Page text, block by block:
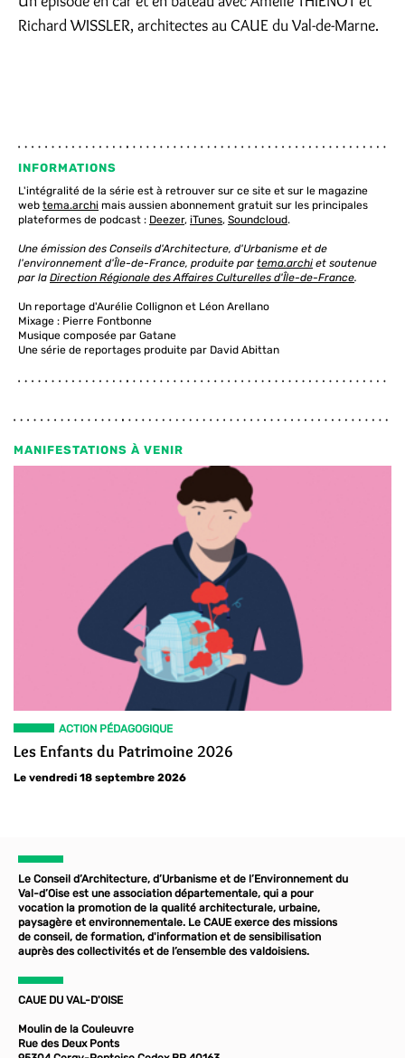
Richard WISSLER, architectes au CAUE du Val-de-Marne.
INFORMATIONS
L'intégralité de la série est à retrouver sur ce site et sur le magazine
web tema.archi mais aussien abonnement gratuit sur les principales
plateformes de podcast : Deezer, iTunes, Soundcloud.
Une émission des Conseils d'Architecture, d'Urbanisme et de
l'environnement d'Île-de-France, produite par tema.archi et soutenue
par la Direction Régionale des Affaires Culturelles d'Île-de-France.
Un reportage d'Aurélie Collignon et Léon Arellano
Mixage : Pierre Fontbonne
Musique composée par Gatane
Une série de reportages produite par David Abittan
MANIFESTATIONS À VENIR
ACTION PÉDAGOGIQUE
Les Enfants du Patrimoine 2026
Le vendredi 18 septembre 2026
Le Conseil d’Architecture, d’Urbanisme et de l’Environnement du
Val-d’Oise est une association départementale, qui a pour
vocation la promotion de la qualité architecturale, urbaine,
paysagère et environnementale. Le CAUE exerce des missions
de conseil, de formation, d'information et de sensibilisation
auprès des collectivités et de l’ensemble des valdoisiens.
CAUE DU VAL-D'OISE
Moulin de la Couleuvre
Rue des Deux Ponts